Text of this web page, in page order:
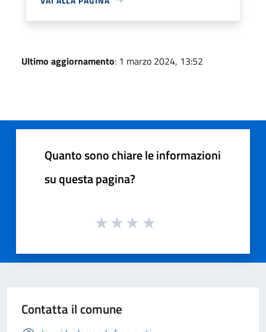
Ultimo aggiornamento: 1 marzo 2024, 13:52
Quanto sono chiare le informazioni
su questa pagina?
Contatta il comune